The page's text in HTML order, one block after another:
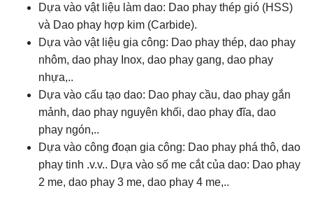
Dựa vào vật liệu làm dao: Dao phay thép gió (HSS)
và Dao phay hợp kim (Carbide).
Dựa vào vật liệu gia công: Dao phay thép, dao phay
nhôm, dao phay Inox, dao phay gang, dao phay
nhựa,..
Dựa vào cấu tạo dao: Dao phay cầu, dao phay gắn
mảnh, dao phay nguyên khối, dao phay đĩa, dao
phay ngón,..
Dựa vào công đoạn gia công: Dao phay phá thô, dao
phay tinh .v.v.. Dựa vào số me cắt của dao: Dao phay
2 me, dao phay 3 me, dao phay 4 me,..